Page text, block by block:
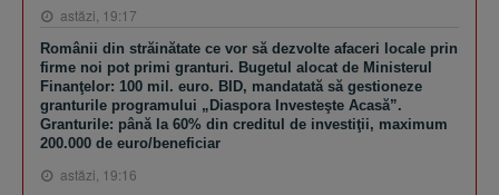
astăzi, 19:17
Românii din străinătate ce vor să dezvolte afaceri locale prin
firme noi pot primi granturi. Bugetul alocat de Ministerul
Finanţelor: 100 mil. euro. BID, mandatată să gestioneze
granturile programului „Diaspora Investeşte Acasă”.
Granturile: până la 60% din creditul de investiţii, maximum
200.000 de euro/beneficiar
astăzi, 19:16